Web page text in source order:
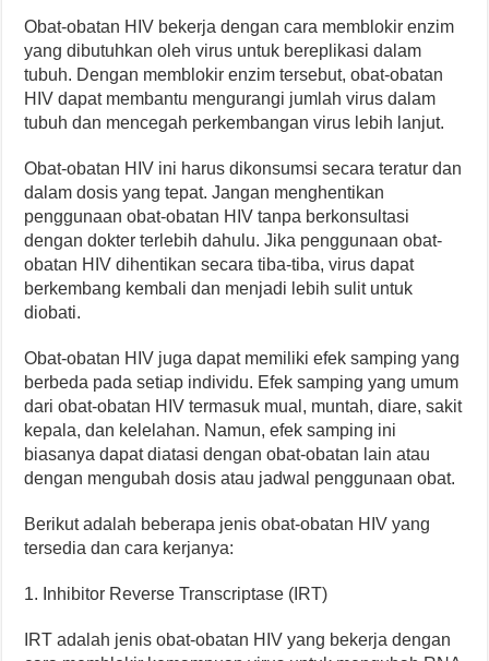
Obat-obatan HIV bekerja dengan cara memblokir enzim
yang dibutuhkan oleh virus untuk bereplikasi dalam
tubuh. Dengan memblokir enzim tersebut, obat-obatan
HIV dapat membantu mengurangi jumlah virus dalam
tubuh dan mencegah perkembangan virus lebih lanjut.
Obat-obatan HIV ini harus dikonsumsi secara teratur dan
dalam dosis yang tepat. Jangan menghentikan
penggunaan obat-obatan HIV tanpa berkonsultasi
dengan dokter terlebih dahulu. Jika penggunaan obat-
obatan HIV dihentikan secara tiba-tiba, virus dapat
berkembang kembali dan menjadi lebih sulit untuk
diobati.
Obat-obatan HIV juga dapat memiliki efek samping yang
berbeda pada setiap individu. Efek samping yang umum
dari obat-obatan HIV termasuk mual, muntah, diare, sakit
kepala, dan kelelahan. Namun, efek samping ini
biasanya dapat diatasi dengan obat-obatan lain atau
dengan mengubah dosis atau jadwal penggunaan obat.
Berikut adalah beberapa jenis obat-obatan HIV yang
tersedia dan cara kerjanya:
1. Inhibitor Reverse Transcriptase (IRT)
IRT adalah jenis obat-obatan HIV yang bekerja dengan